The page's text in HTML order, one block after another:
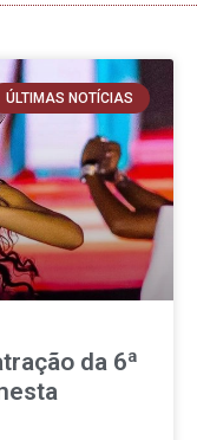
ÚLTIMAS NOTÍCIAS
da 6ª